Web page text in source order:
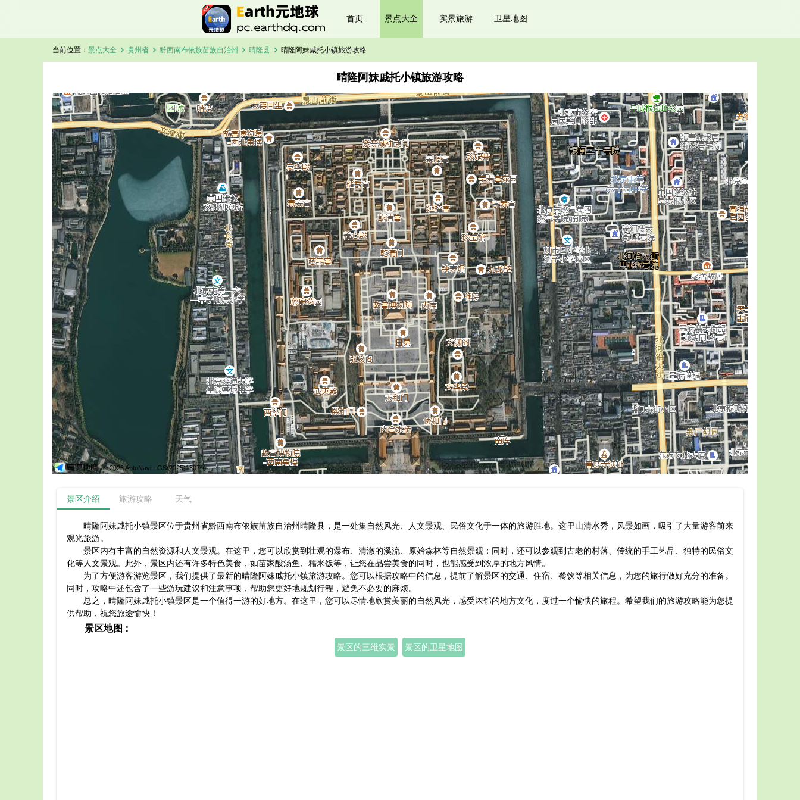
首页 景点大全 实景旅游 卫星地图
当前位置： 景点大全 chevron_right 贵州省 chevron_right 黔西南布依族苗族自治州 chevron_right 晴隆县 chevron_right 晴隆阿妹戚托小镇旅游攻略
晴隆阿妹戚托小镇旅游攻略
晴隆阿妹戚托小镇卫星地图加载中，请稍候...
© 2026 AutoNavi - GS(2025)1807号
景区介绍 旅游攻略 天气
晴隆阿妹戚托小镇景区位于贵州省黔西南布依族苗族自治州晴隆县，是一处集自然风光、人文景观、民俗文化于一体的旅游胜地。这里山清水秀，风景如画，吸引了大量游客前来
观光旅游。
景区内有丰富的自然资源和人文景观。在这里，您可以欣赏到壮观的瀑布、清澈的溪流、原始森林等自然景观；同时，还可以参观到古老的村落、传统的手工艺品、独特的民俗文
化等人文景观。此外，景区内还有许多特色美食，如苗家酸汤鱼、糯米饭等，让您在品尝美食的同时，也能感受到浓厚的地方风情。
为了方便游客游览景区，我们提供了最新的晴隆阿妹戚托小镇旅游攻略。您可以根据攻略中的信息，提前了解景区的交通、住宿、餐饮等相关信息，为您的旅行做好充分的准备。
同时，攻略中还包含了一些游玩建议和注意事项，帮助您更好地规划行程，避免不必要的麻烦。
总之，晴隆阿妹戚托小镇景区是一个值得一游的好地方。在这里，您可以尽情地欣赏美丽的自然风光，感受浓郁的地方文化，度过一个愉快的旅程。希望我们的旅游攻略能为您提
供帮助，祝您旅途愉快！
景区地图：
景区的三维实景 景区的卫星地图